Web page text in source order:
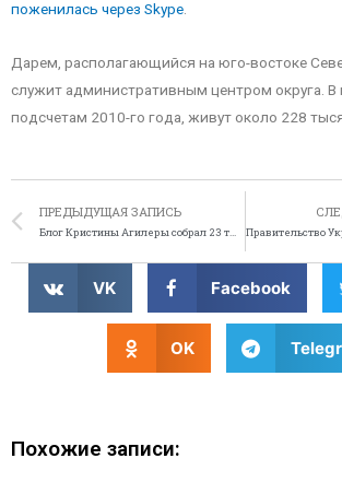
поженилась через Skype
Дарем, располагающийся на юго-востоке
служит административным центром округа. В
подсчетам 2010-го года, живут около 228
ПРЕДЫДУЩАЯ ЗАПИСЬ
Блог Кристины Агилеры собрал 23 тысячи подписчиков
VK Facebook
OK
Похожие записи: